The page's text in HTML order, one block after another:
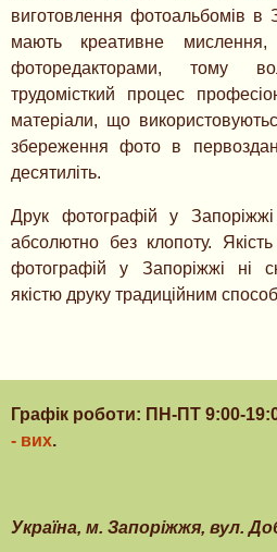
виготовлення фотоальбомів в
мають креативне
фоторедакторами, тому
трудомісткий процес
матеріали, що
збереження фото в
десятиліть.
Друк фотографій у
абсолютно без клопоту.
фотографій у Запоріжжі ні
якістю друку традиційним
Графік роботи: ПН-ПТ 9:00-
- вих.
Українa, м. Запоріжжя, вул.